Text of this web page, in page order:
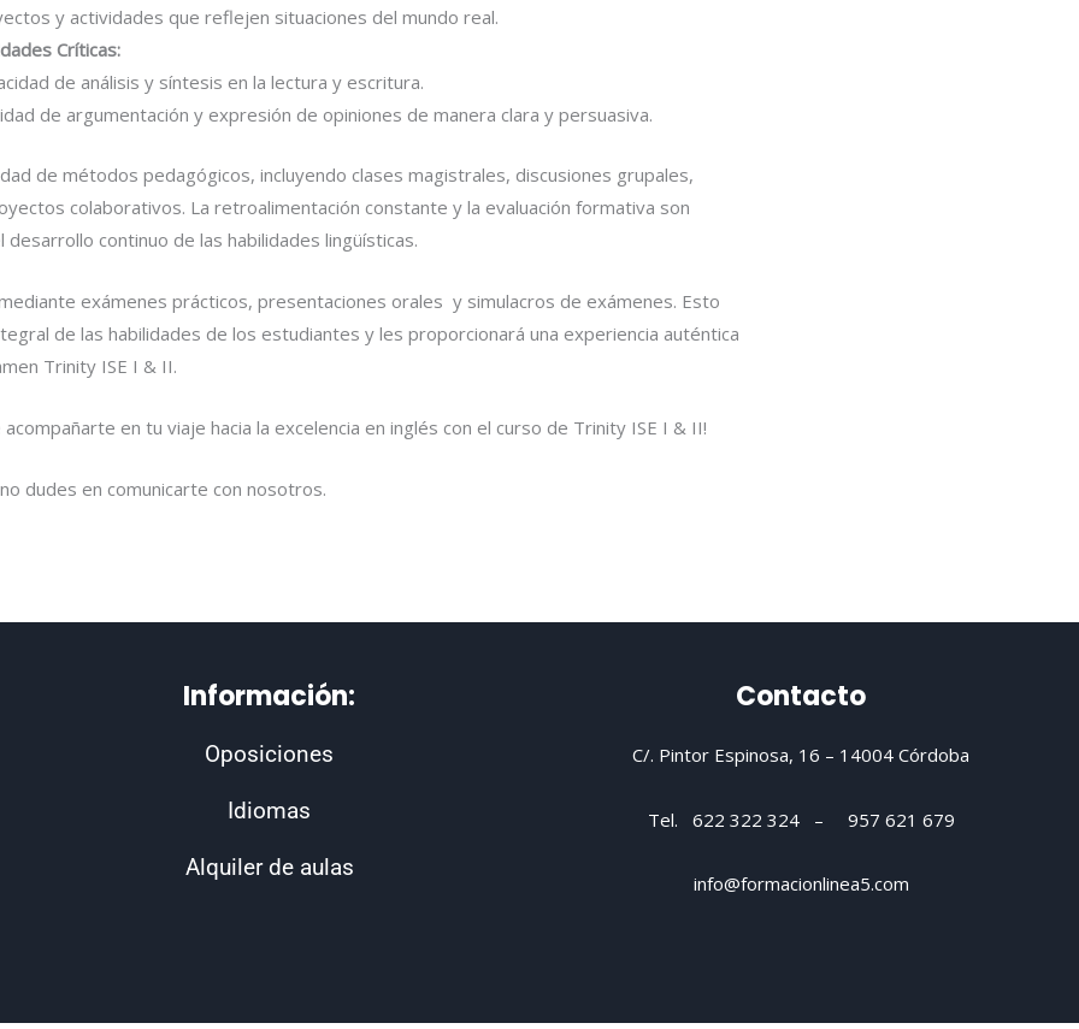
y actividades que reflejen situaciones del mundo real.
Críticas:
de análisis y síntesis en la lectura y escritura.
de argumentación y expresión de opiniones de manera clara y persuasiva.
de métodos pedagógicos, incluyendo clases magistrales, discusiones grupales,
colaborativos. La retroalimentación constante y la evaluación formativa son
continuo de las habilidades lingüísticas.
exámenes prácticos, presentaciones orales y simulacros de exámenes. Esto
de las habilidades de los estudiantes y les proporcionará una experiencia auténtica
Trinity ISE I & II.
en tu viaje hacia la excelencia en inglés con el curso de Trinity ISE I & II!
dudes en comunicarte con nosotros.
Información:
Oposiciones
Idiomas
Alquiler de aulas
Contacto
C/. Pintor Espinosa, 16 – 14004 Córdoba
Tel. 622 322 324 – 957 621 679
info@formacionlinea5.com